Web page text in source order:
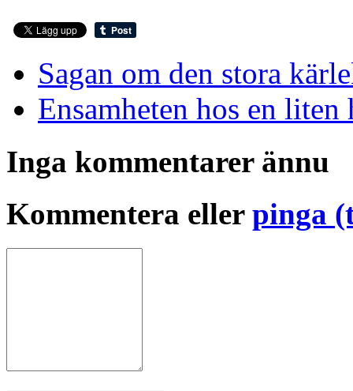
Sagan om den stora
Ensamheten hos en liten
Inga kommentarer ännu
Kommentera eller pinga